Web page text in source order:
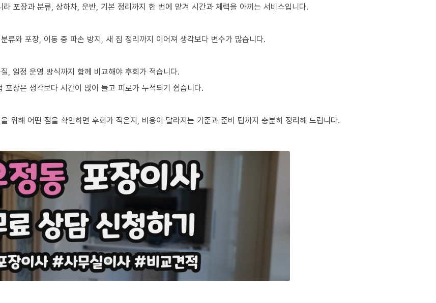
포장과 분류, 상하차, 운반, 기본 정리까지 한 번에 맡겨 시간과 체력을 아끼는 서비스입니다.
류와 포장, 이동 중 파손 방지, 새 집 정리까지 이어져 생각보다 변수가 많습니다.
, 일정 운영 방식까지 함께 비교해야 후회가 적습니다.
장은 생각보다 시간이 많이 들고 피로가 누적되기 쉽습니다.
위해 어떤 점을 확인하면 후회가 적은지, 비용이 달라지는 기준과 준비 팁까지 충분히 정리해 드립니다.